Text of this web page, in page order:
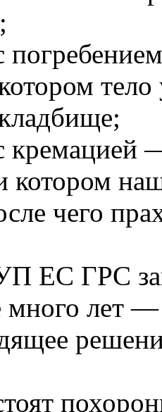
кремацией
котором
чего
ЕС ГРС
много лет